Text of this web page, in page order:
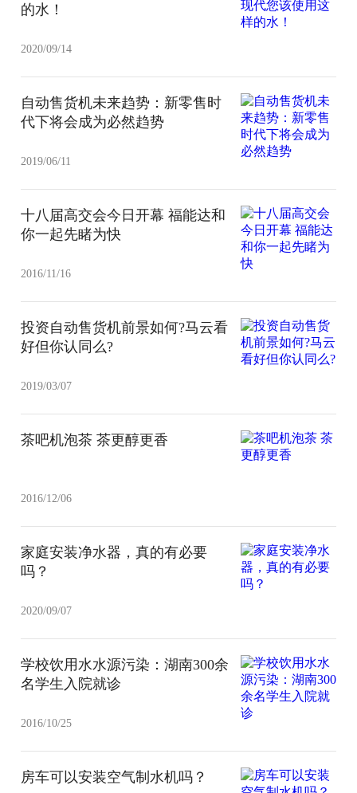
的水！
2020/09/14
自动售货机未来趋势：新零售时
代下将会成为必然趋势
2019/06/11
十八届高交会今日开幕 福能达和
你一起先睹为快
2016/11/16
投资自动售货机前景如何?马云看
好但你认同么?
2019/03/07
茶吧机泡茶 茶更醇更香
2016/12/06
家庭安装净水器，真的有必要
吗？
2020/09/07
学校饮用水水源污染：湖南300余
名学生入院就诊
2016/10/25
房车可以安装空气制水机吗？